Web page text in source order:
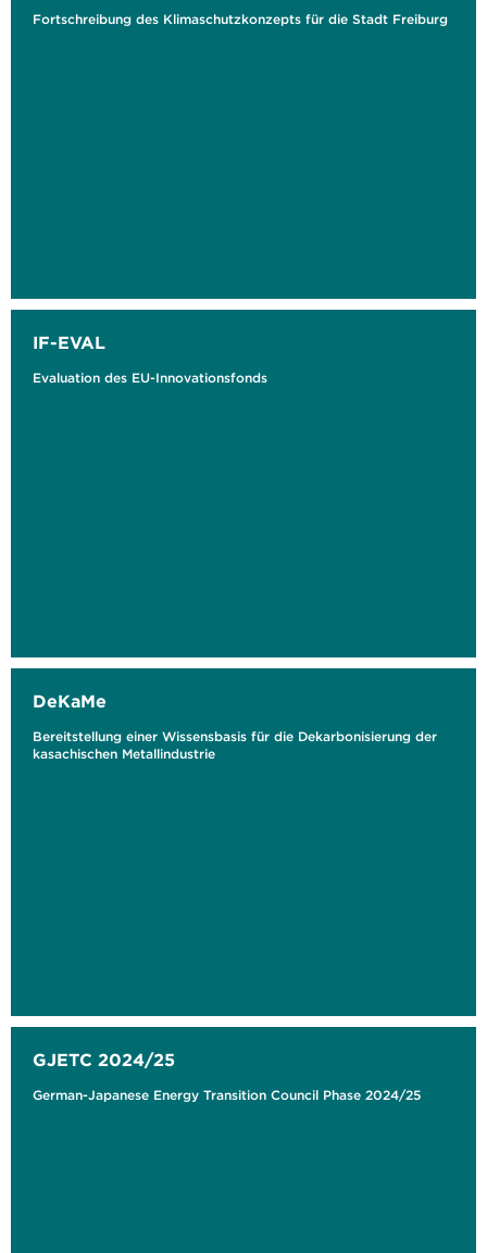
Fortschreibung des Klimaschutzkonzepts für die Stadt Freiburg
IF-EVAL
Evaluation des EU-Innovationsfonds
DeKaMe
Bereitstellung einer Wissensbasis für die Dekarbonisierung der
kasachischen Metallindustrie
GJETC 2024/25
German-Japanese Energy Transition Council Phase 2024/25